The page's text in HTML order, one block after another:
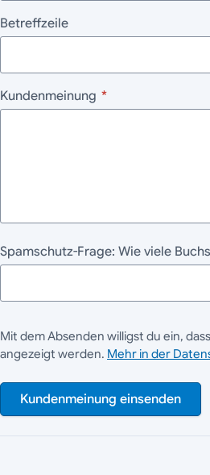
Betreffzeile
Kundenmeinung *
Spamschutz-Frage: Wie viele
Mit dem Absenden willigst du ein,
angezeigt werden. Mehr in der
Kundenmeinung einsenden